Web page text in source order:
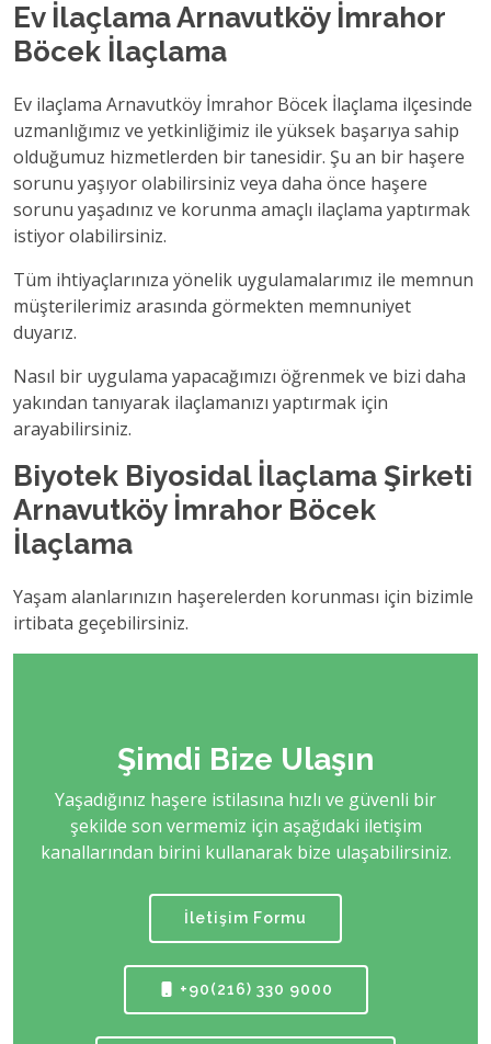
Ev İlaçlama Arnavutköy İmrahor
Böcek İlaçlama
Ev ilaçlama Arnavutköy İmrahor Böcek İlaçlama ilçesinde
uzmanlığımız ve yetkinliğimiz ile yüksek başarıya sahip
olduğumuz hizmetlerden bir tanesidir. Şu an bir haşere
sorunu yaşıyor olabilirsiniz veya daha önce haşere
sorunu yaşadınız ve korunma amaçlı ilaçlama yaptırmak
istiyor olabilirsiniz.
Tüm ihtiyaçlarınıza yönelik uygulamalarımız ile memnun
müşterilerimiz arasında görmekten memnuniyet
duyarız.
Nasıl bir uygulama yapacağımızı öğrenmek ve bizi daha
yakından tanıyarak ilaçlamanızı yaptırmak için
arayabilirsiniz.
Biyotek Biyosidal İlaçlama Şirketi
Arnavutköy İmrahor Böcek
İlaçlama
Yaşam alanlarınızın haşerelerden korunması için bizimle
irtibata geçebilirsiniz.
Şimdi Bize Ulaşın
Yaşadığınız haşere istilasına hızlı ve güvenli bir
şekilde son vermemiz için aşağıdaki iletişim
kanallarından birini kullanarak bize ulaşabilirsiniz.
İletişim Formu
+90(216) 330 9000